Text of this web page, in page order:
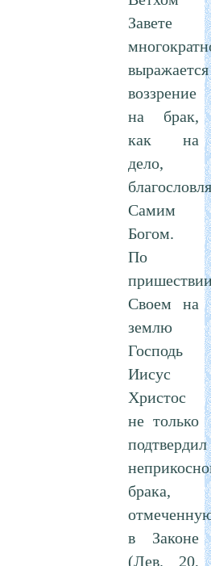
Завете
выражается
воззрение
на брак,
как на
дело,
Самим
Богом.
По
Своем на
землю
Господь
Иисус
Христос
не только
подтвердил
брака,
в Законе
(Лев. 20,